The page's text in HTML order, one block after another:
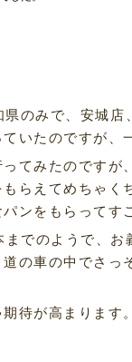
県のみで、安城店
いたのですが
てみたのですが
らえてめちゃ
ンをもらって
でのようで、お
の車の中でさ
待が高まります。